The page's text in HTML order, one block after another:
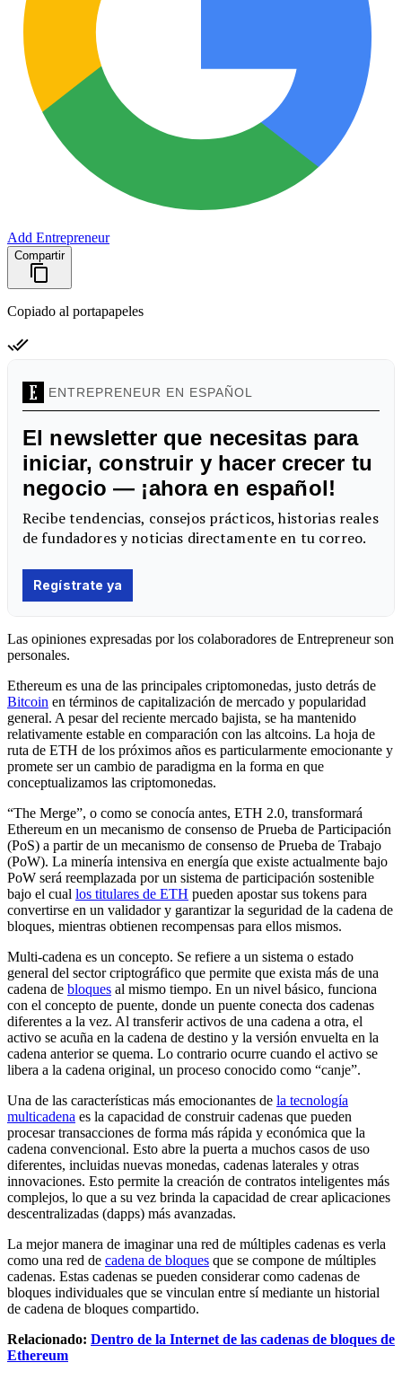
Add Entrepreneur
Compartir
Copiado al portapapeles
Las opiniones expresadas por los colaboradores de Entrepreneur son
personales.
Ethereum es una de las principales criptomonedas, justo detrás de
Bitcoin en términos de capitalización de mercado y popularidad
general. A pesar del reciente mercado bajista, se ha mantenido
relativamente estable en comparación con las altcoins. La hoja de
ruta de ETH de los próximos años es particularmente emocionante y
promete ser un cambio de paradigma en la forma en que
conceptualizamos las criptomonedas.
“The Merge”, o como se conocía antes, ETH 2.0, transformará
Ethereum en un mecanismo de consenso de Prueba de Participación
(PoS) a partir de un mecanismo de consenso de Prueba de Trabajo
(PoW). La minería intensiva en energía que existe actualmente bajo
PoW será reemplazada por un sistema de participación sostenible
bajo el cual los titulares de ETH pueden apostar sus tokens para
convertirse en un validador y garantizar la seguridad de la cadena de
bloques, mientras obtienen recompensas para ellos mismos.
Multi-cadena es un concepto. Se refiere a un sistema o estado
general del sector criptográfico que permite que exista más de una
cadena de bloques al mismo tiempo. En un nivel básico, funciona
con el concepto de puente, donde un puente conecta dos cadenas
diferentes a la vez. Al transferir activos de una cadena a otra, el
activo se acuña en la cadena de destino y la versión envuelta en la
cadena anterior se quema. Lo contrario ocurre cuando el activo se
libera a la cadena original, un proceso conocido como “canje”.
Una de las características más emocionantes de la tecnología
multicadena es la capacidad de construir cadenas que pueden
procesar transacciones de forma más rápida y económica que la
cadena convencional. Esto abre la puerta a muchos casos de uso
diferentes, incluidas nuevas monedas, cadenas laterales y otras
innovaciones. Esto permite la creación de contratos inteligentes más
complejos, lo que a su vez brinda la capacidad de crear aplicaciones
descentralizadas (dapps) más avanzadas.
La mejor manera de imaginar una red de múltiples cadenas es verla
como una red de cadena de bloques que se compone de múltiples
cadenas. Estas cadenas se pueden considerar como cadenas de
bloques individuales que se vinculan entre sí mediante un historial
de cadena de bloques compartido.
Relacionado: Dentro de la Internet de las cadenas de bloques de
Ethereum